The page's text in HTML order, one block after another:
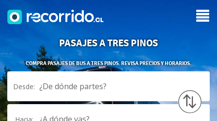
PASAJES A TRES PINOS
COMPRA PASAJES DE BUS A TRES PINOS. REVISA PRECIOS Y HORARIOS.
Desde: ¿De dónde partes?